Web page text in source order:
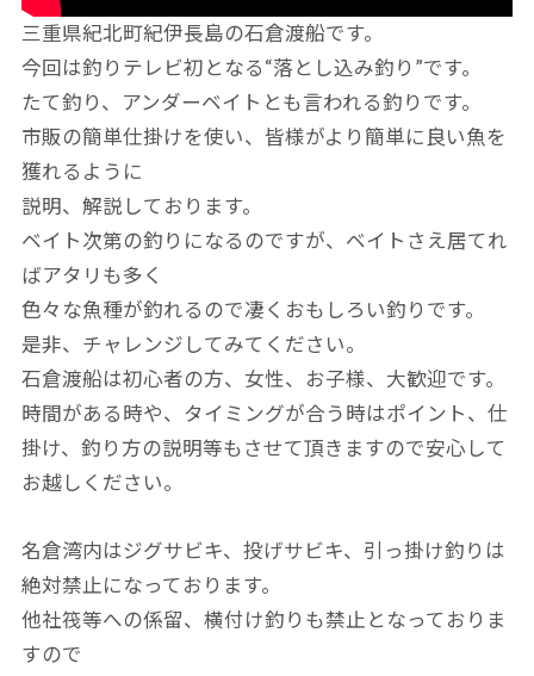
三重県紀北町紀伊長島の石倉渡船です。
今回は釣りテレビ初となる“落とし込み釣り”です。
たて釣り、アンダーベイトとも言われる釣りです。
市販の簡単仕掛けを使い、皆様がより簡単に良い魚を
獲れるように
説明、解説しております。
ベイト次第の釣りになるのですが、ベイトさえ居てれ
ばアタリも多く
色々な魚種が釣れるので凄くおもしろい釣りです。
是非、チャレンジしてみてください。
石倉渡船は初心者の方、女性、お子様、大歓迎です。
時間がある時や、タイミングが合う時はポイント、仕
掛け、釣り方の説明等もさせて頂きますので安心して
お越しください。
名倉湾内はジグサビキ、投げサビキ、引っ掛け釣りは
絶対禁止になっております。
他社筏等への係留、横付け釣りも禁止となっておりま
すので